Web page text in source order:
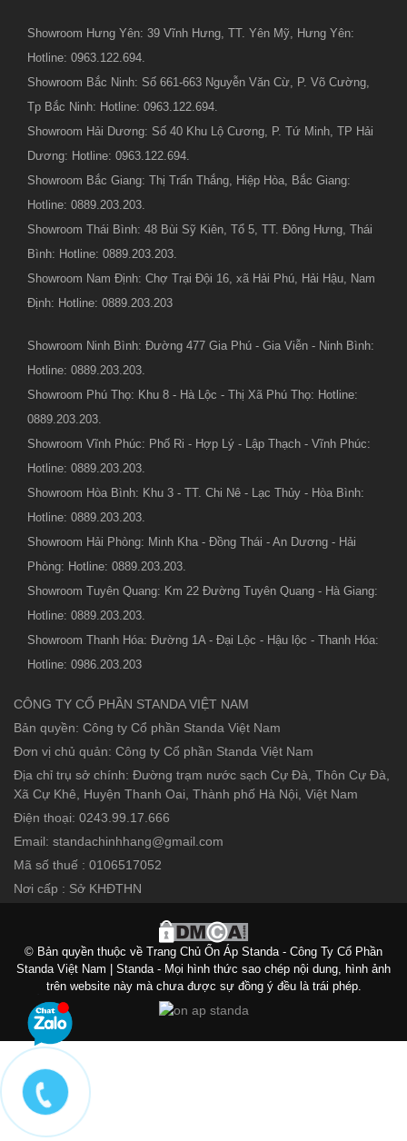
Showroom Hưng Yên: 39 Vĩnh Hưng, TT. Yên Mỹ, Hưng Yên:
Hotline: 0963.122.694.
Showroom Bắc Ninh: Số 661-663 Nguyễn Văn Cừ, P. Võ Cường,
Tp Bắc Ninh: Hotline: 0963.122.694.
Showroom Hải Dương: Số 40 Khu Lộ Cương, P. Tứ Minh, TP Hải
Dương: Hotline: 0963.122.694.
Showroom Bắc Giang: Thị Trấn Thắng, Hiệp Hòa, Bắc Giang:
Hotline: 0889.203.203.
Showroom Thái Bình: 48 Bùi Sỹ Kiên, Tổ 5, TT. Đông Hưng, Thái
Bình: Hotline: 0889.203.203.
Showroom Nam Định: Chợ Trại Đội 16, xã Hải Phú, Hải Hậu, Nam
Định: Hotline: 0889.203.203
Showroom Ninh Bình: Đường 477 Gia Phú - Gia Viễn - Ninh Bình:
Hotline: 0889.203.203.
Showroom Phú Thọ: Khu 8 - Hà Lộc - Thị Xã Phú Thọ: Hotline:
0889.203.203.
Showroom Vĩnh Phúc: Phố Ri - Hợp Lý - Lập Thạch - Vĩnh Phúc:
Hotline: 0889.203.203.
Showroom Hòa Bình: Khu 3 - TT. Chi Nê - Lạc Thủy - Hòa Bình:
Hotline: 0889.203.203.
Showroom Hải Phòng: Minh Kha - Đồng Thái - An Dương - Hải
Phòng: Hotline: 0889.203.203.
Showroom Tuyên Quang: Km 22 Đường Tuyên Quang - Hà Giang:
Hotline: 0889.203.203.
Showroom Thanh Hóa: Đường 1A - Đại Lộc - Hậu lộc - Thanh Hóa:
Hotline: 0986.203.203
CÔNG TY CỔ PHẦN STANDA VIỆT NAM
Bản quyền: Công ty Cổ phần Standa Việt Nam
Đơn vị chủ quản: Công ty Cổ phần Standa Việt Nam
Địa chỉ trụ sở chính: Đường trạm nước sạch Cự Đà, Thôn Cự Đà,
Xã Cự Khê, Huyện Thanh Oai, Thành phố Hà Nội, Việt Nam
Điện thoại: 0243.99.17.666
Email: standachinhhang@gmail.com
Mã số thuế : 0106517052
Nơi cấp : Sở KHĐTHN
© Bản quyền thuộc về Trang Chủ Ổn Áp Standa - Công Ty Cổ Phần
Standa Việt Nam | Standa - Mọi hình thức sao chép nội dung, hình ảnh
trên website này mà chưa được sự đồng ý đều là trái phép.